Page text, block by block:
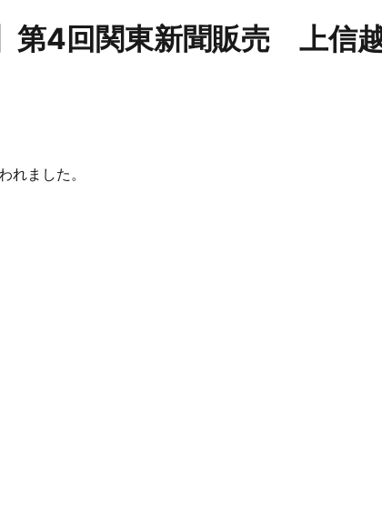
第4回関東新聞販売 上信
れました。